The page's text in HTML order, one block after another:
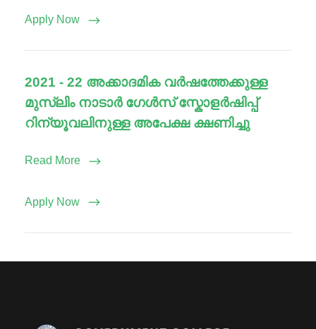
Apply Now
2021 - 22 അക്കാദമിക വർഷത്തേക്കുള്ള
മുസ്ലിം നാടാർ ഗേൾസ് സ്കോളർഷിപ്പ്
റിന്യൂവലിനുള്ള അപേക്ഷ ക്ഷണിച്ചു
Read More
Apply Now